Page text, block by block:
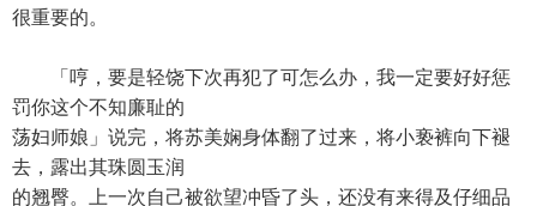
很重要的。
「哼，要是轻饶下次再犯了可怎么办，我一定要好好惩
罚你这个不知廉耻的
荡妇师娘」说完，将苏美娴身体翻了过来，将小亵裤向下褪
去，露出其珠圆玉润
的翘臀。上一次自己被欲望冲昏了头，还没有来得及仔细品